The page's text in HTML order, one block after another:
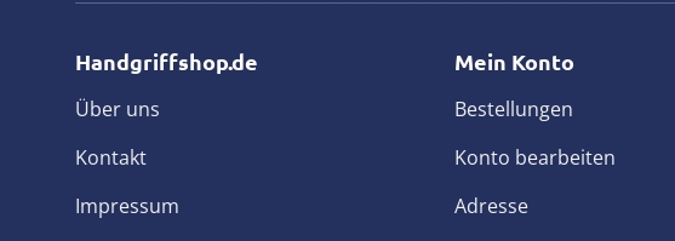
Handgriffshop.de
Über uns
Kontakt
Impressum
Mein Konto
Bestellungen
Konto bearbeiten
Adresse